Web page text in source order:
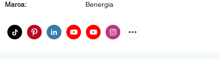
Marca: Benergia